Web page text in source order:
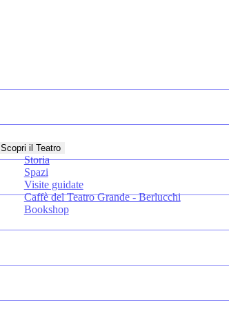
Scopri il Teatro
Storia
Spazi
Visite guidate
Caffè del Teatro Grande - Berlucchi
Bookshop